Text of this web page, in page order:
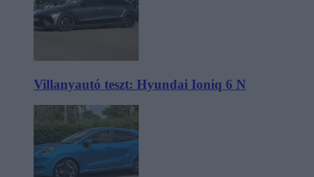
Villanyautó teszt: Hyundai Ioniq 6 N